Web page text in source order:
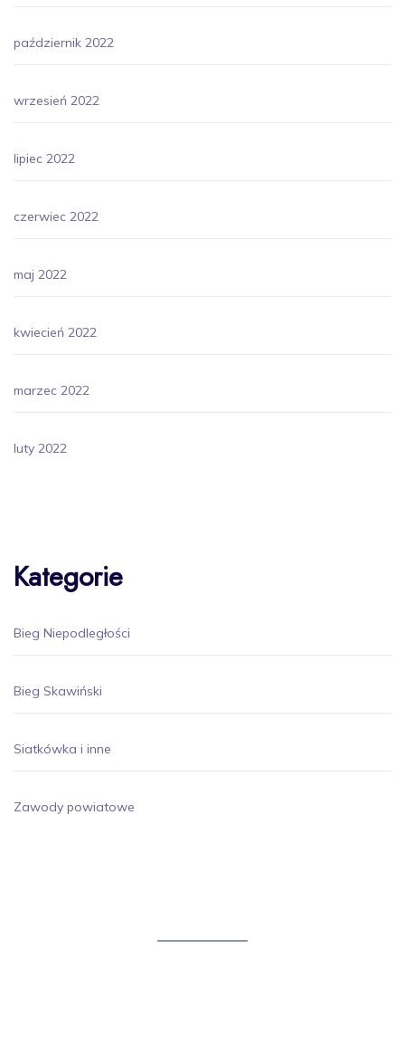
październik 2022
wrzesień 2022
lipiec 2022
czerwiec 2022
maj 2022
kwiecień 2022
marzec 2022
luty 2022
Kategorie
Bieg Niepodległości
Bieg Skawiński
Siatkówka i inne
Zawody powiatowe